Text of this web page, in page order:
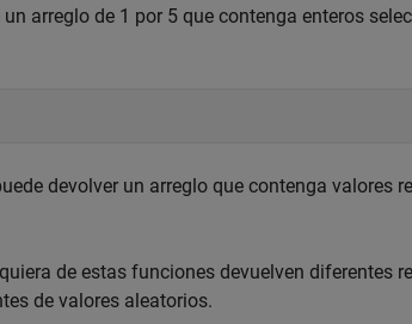
un arreglo de 1 por 5 que contenga enteros
devolver un arreglo que contenga valores
de estas funciones devuelven diferentes
de valores aleatorios.